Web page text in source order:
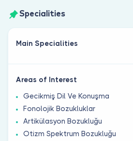
Specialities
Main Specialities
Areas of Interest
Gecikmiş Dil Ve Konuşma
Fonolojik Bozukluklar
Artikülasyon Bozukluğu
Otizm Spektrum Bozukluğu